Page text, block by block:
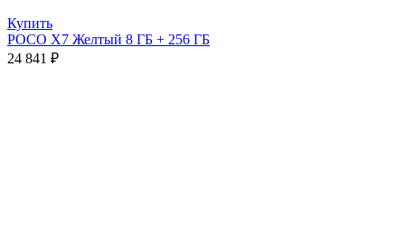
Купить
POCO X7 Желтый 8 ГБ + 256 ГБ
24 841 ₽